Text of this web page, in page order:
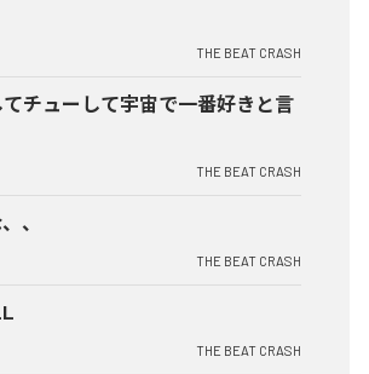
THE BEAT CRASH
チューして宇宙で一番好きと言
THE BEAT CRASH
、
THE BEAT CRASH
THE BEAT CRASH